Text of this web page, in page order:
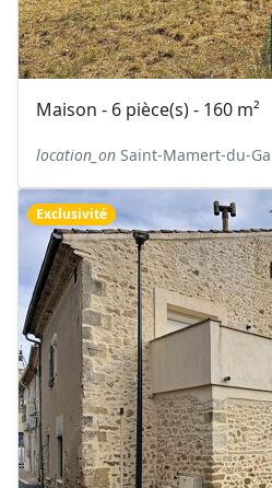
Maison - 6 pièce(s) - 160 m²
location_on Saint-Mamert-du-
Exclusivité